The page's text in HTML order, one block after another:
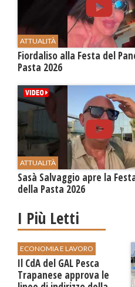
ATTUALITÀ
Fiordaliso alla Festa del
Pasta 2026
ATTUALITÀ
Sasà Salvaggio apre la
della Pasta 2026
I Più Letti
ECONOMIA E LAVORO
Il CdA del GAL Pesca
Trapanese approva le